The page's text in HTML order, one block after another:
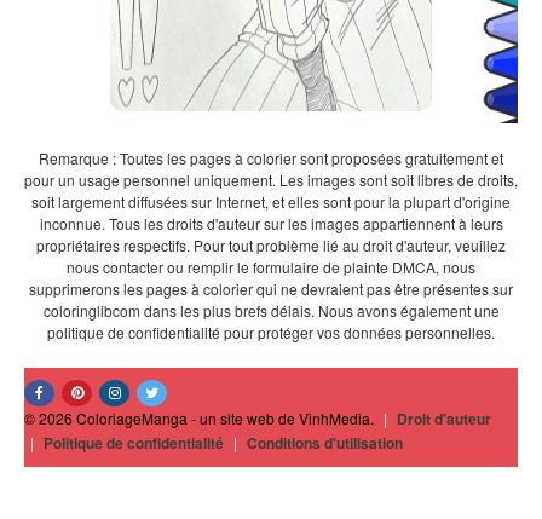
Remarque : Toutes les pages à colorier sont proposées gratuitement et
pour un usage personnel uniquement. Les images sont soit libres de droits,
soit largement diffusées sur Internet, et elles sont pour la plupart d'origine
inconnue. Tous les droits d'auteur sur les images appartiennent à leurs
propriétaires respectifs. Pour tout problème lié au droit d'auteur, veuillez
nous contacter ou remplir le formulaire de plainte DMCA, nous
supprimerons les pages à colorier qui ne devraient pas être présentes sur
coloringlibcom dans les plus brefs délais. Nous avons également une
politique de confidentialité pour protéger vos données personnelles.
© 2026 ColoriageManga - un site web de VinhMedia. | Droit d'auteur
| Politique de confidentialité | Conditions d'utilisation